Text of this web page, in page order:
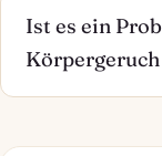
Ist es ein